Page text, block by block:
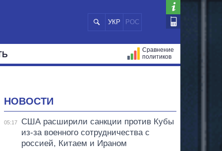
УКР РОС
Сравнение
политиков
НОВОСТИ
05:17
США расширили санкции против Кубы
из-за военного сотрудничества с
россией, Китаем и Ираном